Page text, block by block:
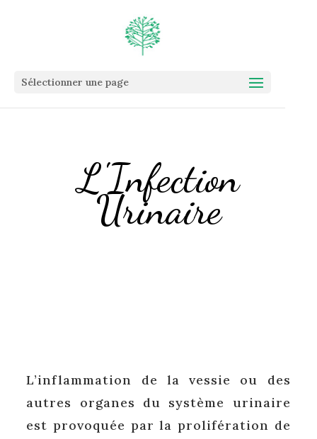
Sélectionner une page
L'Infection
Urinaire
L’inflammation de la vessie ou des
autres organes du système urinaire
est provoquée par la prolifération de